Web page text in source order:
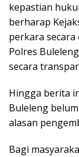
kepastian
berharap
perkara
Polres
secara
Hingga berita
Buleleng
alasan
Bagi